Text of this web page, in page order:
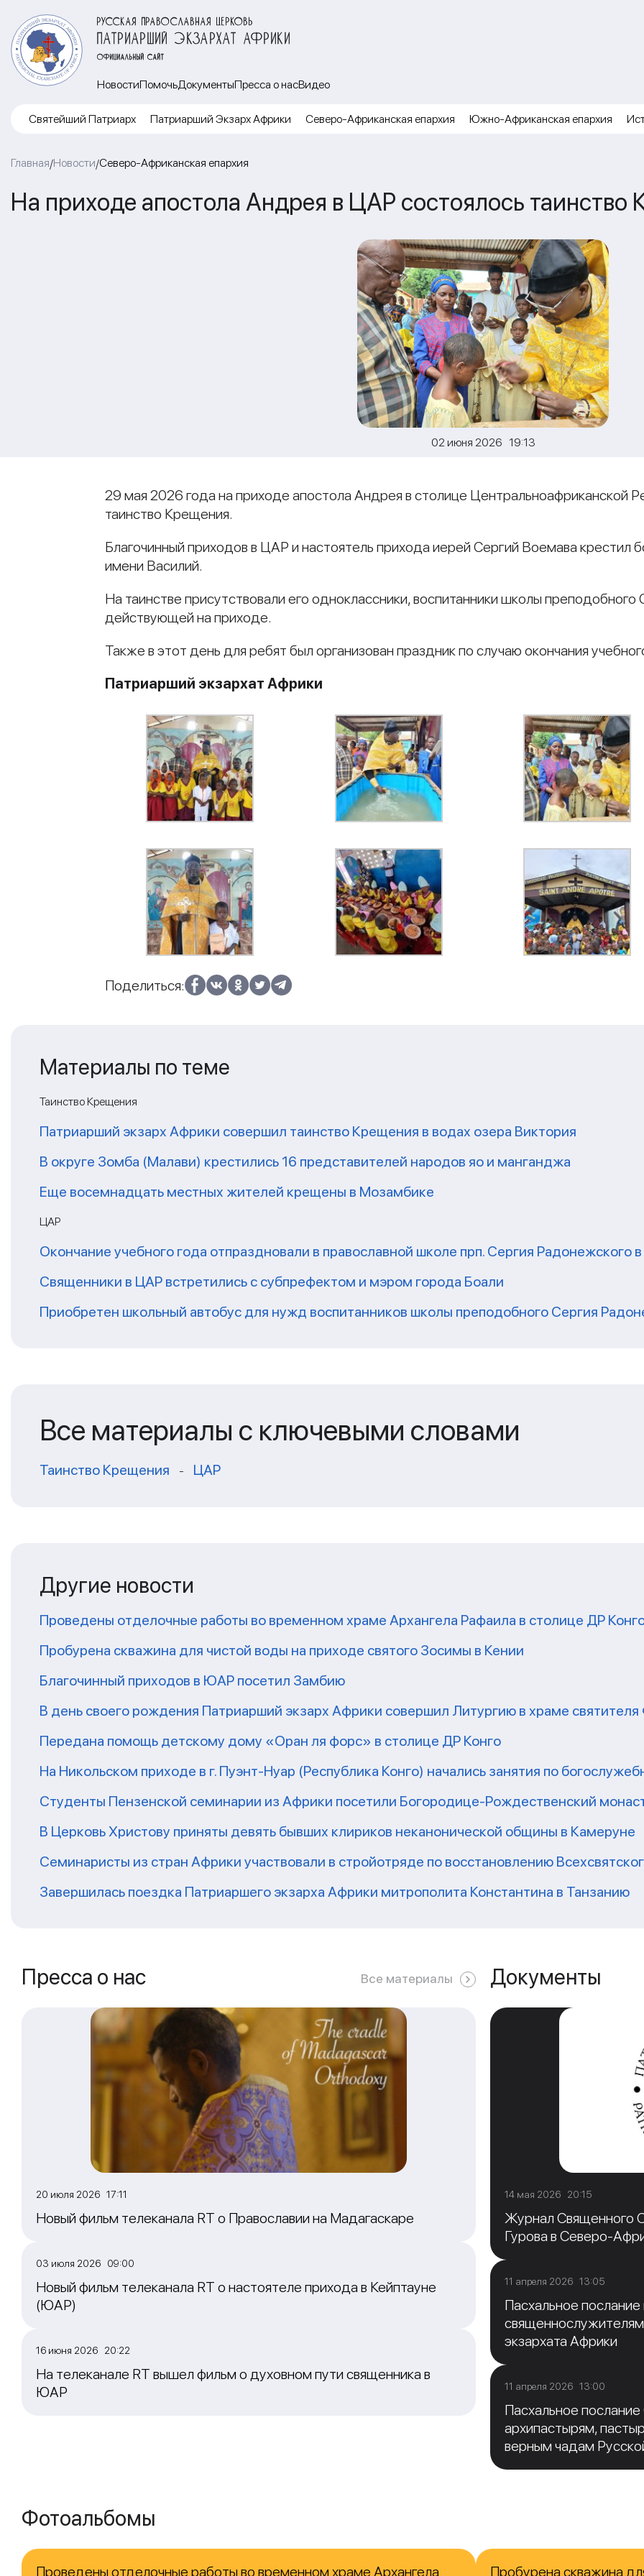
РУССКАЯ ПРАВОСЛАВНАЯ ЦЕРКОВЬ
ПАТРИАРШИЙ ЭКЗАРХАТ АФРИКИ
ОФИЦИАЛЬНЫЙ САЙТ
НовостиПомочьДокументыПресса о насВидео
Cвятейший Патриарх Патриарший Экзарх Африки Северо-Африканская епархия Южно-Африканская епархия
Главная/Новости/Северо-Африканская епархия
На приходе апостола Андрея в ЦАР состоялось таинство
02 июня 2026 19:13
29 мая 2026 года на приходе апостола Андрея в столице Центральноафриканской
таинство Крещения.
Благочинный приходов в ЦАР и настоятель прихода иерей Сергий Воемава крестил
имени Василий.
На таинстве присутствовали его одноклассники, воспитанники школы
действующей на приходе.
Также в этот день для ребят был организован праздник по случаю окончания
Патриарший экзархат Африки
Поделиться:
Материалы по теме
Таинство Крещения
Патриарший экзарх Африки совершил таинство Крещения в водах озера Виктория
В округе Зомба (Малави) крестились 16 представителей народов яо и манганджа
Еще восемнадцать местных жителей крещены в Мозамбике
ЦАР
Окончание учебного года отпраздновали в православной школе прп. Сергия Радонежского
Священники в ЦАР встретились с субпрефектом и мэром города Боали
Приобретен школьный автобус для нужд воспитанников школы преподобного Сергия
Все материалы с ключевыми словами
Таинство Крещения - ЦАР
Другие новости
Проведены отделочные работы во временном храме Архангела Рафаила в столице ДР
Пробурена скважина для чистой воды на приходе святого Зосимы в Кении
Благочинный приходов в ЮАР посетил Замбию
В день своего рождения Патриарший экзарх Африки совершил Литургию в храме
Передана помощь детскому дому «Оран ля форс» в столице ДР Конго
На Никольском приходе в г. Пуэнт-Нуар (Республика Конго) начались занятия по
Студенты Пензенской семинарии из Африки посетили Богородице-Рождественский
В Церковь Христову приняты девять бывших клириков неканонической общины в Камеруне
Семинаристы из стран Африки участвовали в стройотряде по восстановлению
Завершилась поездка Патриаршего экзарха Африки митрополита Константина в Танзанию
Пресса о нас Все материалы
20 июля 2026 17:11
Новый фильм телеканала RT о Православии на Мадагаскаре
03 июля 2026 09:00
Новый фильм телеканала RT о настоятеле прихода в Кейптауне
(ЮАР)
16 июня 2026 20:22
На телеканале RT вышел фильм о духовном пути священника в
ЮАР
Документы
14 мая 2026 20:15
Журнал Священного
Гурова в Северо-
11 апреля 2026 13:05
Пасхальное
экзархата Африки
11 апреля 2026 13:00
Пасхальное
архипастырям,
верным чадам
Фотоальбомы
Проведены отделочные работы во временном храме Архангела Пробурена скважина